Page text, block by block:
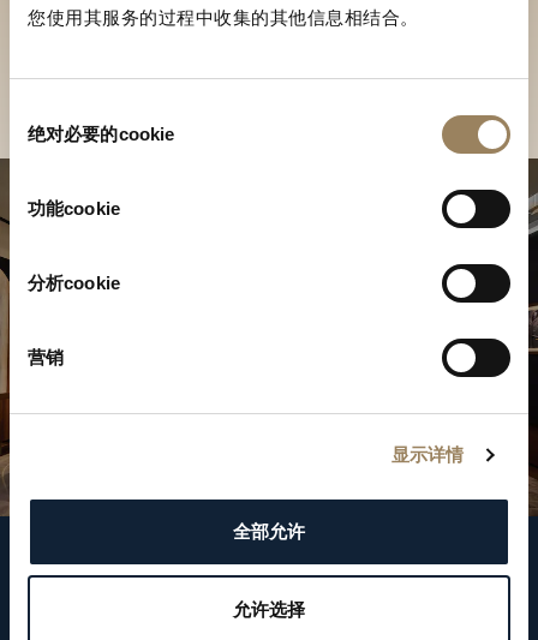
您使用其服务的过程中收集的其他信息相结合。
绝对必要的cookie
功能cookie
分析cookie
营销
显示详情
全部允许
允许选择
於專賣店探索品牌系列作品
尋找專賣店
關注我們